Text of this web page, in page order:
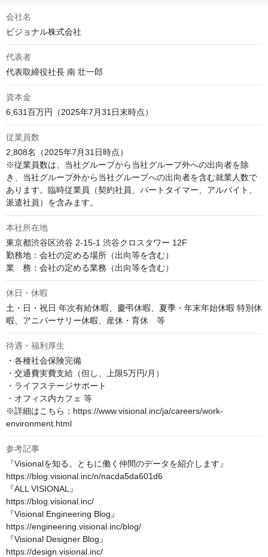
会社名
ビジョナル株式会社
代表者
代表取締役社長 南 壮一郎
資本金
6,631百万円（2025年7月31日末時点）
従業員数
2,808名（2025年7月31日時点）
※従業員数は、当社グループから当社グループ外への出向者を除
き、当社グループ外から当社グループへの出向者を含む就業人数で
あります。臨時従業員（契約社員、パートタイマー、アルバイト、
派遣社員）を含みます。
本社所在地
東京都渋谷区渋谷 2-15-1 渋谷クロスタワー 12F
勤務地：会社の定める場所（出向等を含む）
業　務：会社の定める業務（出向等を含む）
休日・休暇
土・日・祝日 年次有給休暇、慶弔休暇、夏季・年末年始休暇 特別休
暇、アニバーサリー休暇、産休・育休　等
待遇・福利厚生
・各種社会保険完備
・交通費実費支給（但し、上限5万円/月）
・ライフステージサポート
・オフィス内カフェ 等
※詳細はこちら：https://www.visional.inc/ja/careers/work-
environment.html
参考記事
『Visionalを知る。ともに働く仲間のデータを紹介します』
https://blog.visional.inc/n/nacda5da601d6
『ALL VISIONAL』
https://blog.visional.inc/
『Visional Engineering Blog』
https://engineering.visional.inc/blog/
『Visional Designer Blog』
https://design.visional.inc/